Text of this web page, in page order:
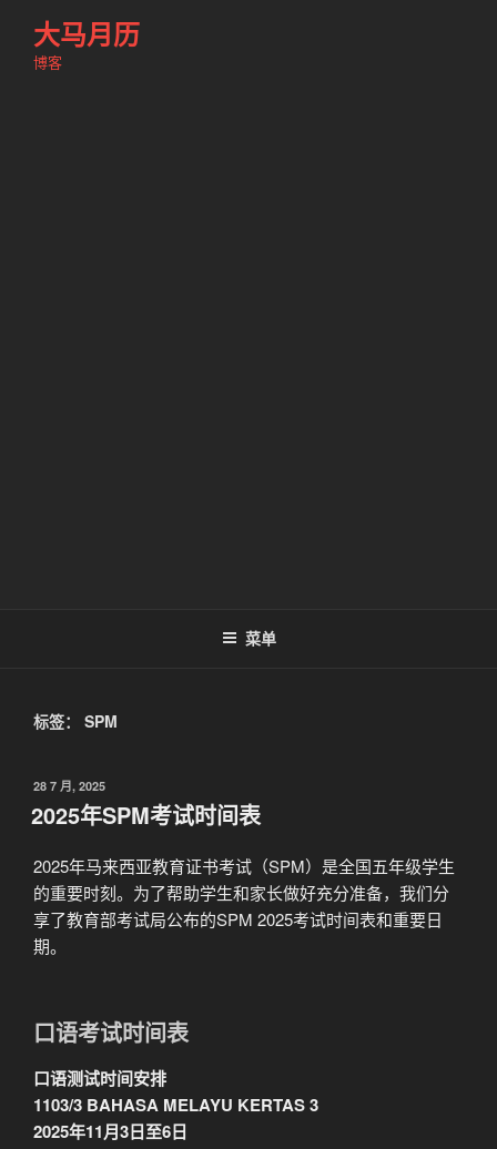
大马月历
博客
菜单
标签： SPM
发
布
于
28 7 月, 2025
2025年SPM考试时间表
2025年马来西亚教育证书考试（SPM）是全国五年级学生
的重要时刻。为了帮助学生和家长做好充分准备，我们分
享了教育部考试局公布的SPM 2025考试时间表和重要日
期。
口语考试时间表
口语测试时间安排
1103/3 BAHASA MELAYU KERTAS 3
2025年11月3日至6日